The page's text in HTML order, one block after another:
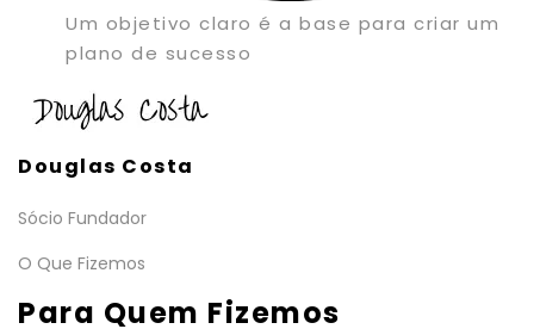
Um objetivo claro é a base para criar um
plano de sucesso
Douglas Costa
Sócio Fundador
O Que Fizemos
Para Quem Fizemos